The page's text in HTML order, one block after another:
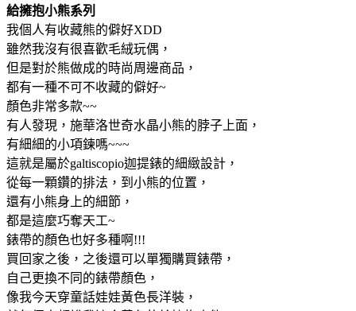
給擁抱小熊系列
我個人有收藏熊的僻好XDD
雖然我沒有很喜歡毛絨玩偶，
但是對於熊做成的時尚周邊商品，
都有一種不可不收藏的僻好~
顏色非常多款~~
有人發現，施華洛世奇水晶小熊的脖子上面，
有細細的小項鍊嗎~~~
這就是屬於galtiscopio迦提錶的細緻設計，
從每一顆鑽的排法，到小熊的位置，
還有小熊身上的細節，
都是這麼巧奪天工~
錶帶的顏色也好多種啊!!!
買回家之後，之後還可以單獨購買錶帶，
自己更換不同的錶帶顏色，
像我今天穿童話娃娃黃色長洋裝，